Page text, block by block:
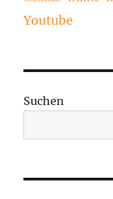
Youtube
Suchen